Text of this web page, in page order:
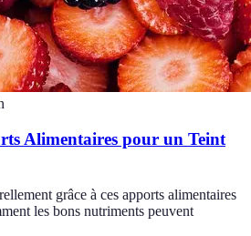
Alimentaires pour un Teint
grâce à ces apports alimentaires
les bons nutriments peuvent